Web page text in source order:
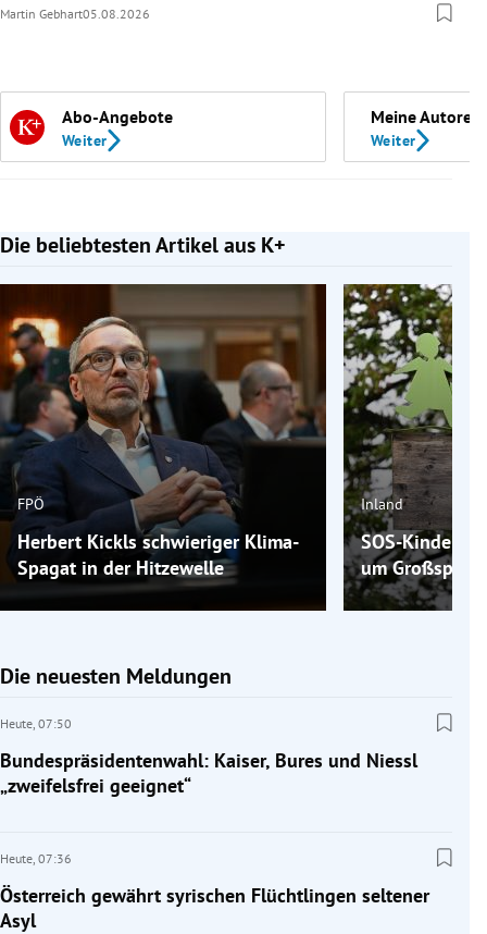
Martin Gebhart05.08.2026
Abo-Angebote
Weiter
Meine Autoren
Weiter
Die beliebtesten Artikel aus K+
Slide 1 von 7
FPÖ
Herbert Kickls schwieriger Klima-
Spagat in der Hitzewelle
Inland
SOS-
um
Die neuesten Meldungen
Heute, 07:50
Bundespräsidentenwahl: Kaiser, Bures und Niessl
„zweifelsfrei geeignet“
Heute, 07:36
Österreich gewährt syrischen Flüchtlingen seltener
Asyl